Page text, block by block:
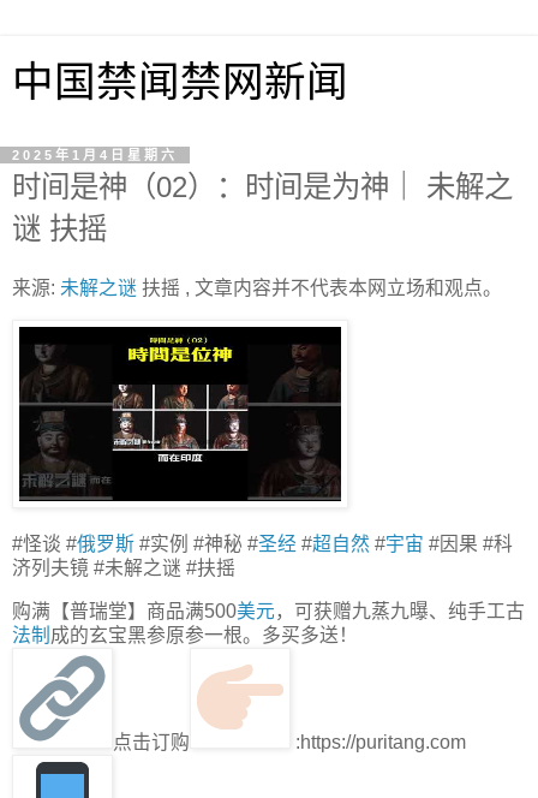
中国禁闻禁网新闻
2025年1月4日星期六
时间是神（02）：时间是为神｜ 未解之
谜 扶摇
来源: 未解之谜 扶摇 , 文章内容并不代表本网立场和观点。
#怪谈 #俄罗斯 #实例 #神秘 #圣经 #超自然 #宇宙 #因果 #科
济列夫镜 #未解之谜 #扶摇
购满【普瑞堂】商品满500美元，可获赠九蒸九曝、纯手工古
法制 成的玄宝黑参原参一根。多买多送！
点击订购 :https://puritang.com